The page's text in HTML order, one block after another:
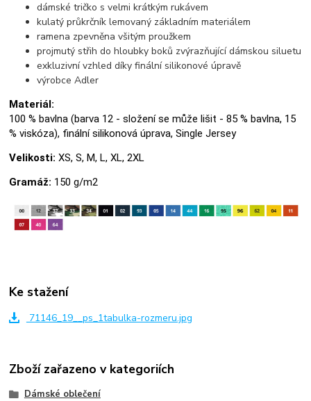
dámské tričko s velmi krátkým rukávem
kulatý průkrčník lemovaný základním materiálem
ramena zpevněna všitým proužkem
projmutý střih do hloubky boků zvýrazňující dámskou siluetu
exkluzivní vzhled díky finální silikonové úpravě
výrobce Adler
Materiál:
100 % bavlna (barva 12 - složení se může lišit - 85 % bavlna, 15
% viskóza), finální silikonová úprava, Single Jersey
Velikosti: XS, S, M, L, XL, 2XL
Gramáž: 150 g/m2
Ke stažení
71146_19__ps_1tabulka-rozmeru.jpg
Zboží zařazeno v kategoriích
Dámské oblečení